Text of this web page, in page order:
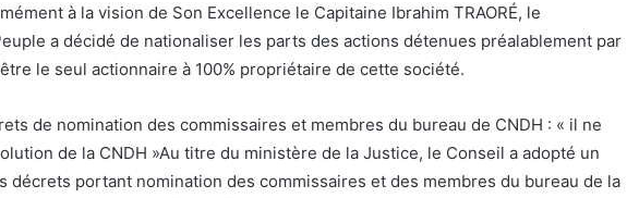
à la vision de Son Excellence le Capitaine Ibrahim TRAORÉ, le
a décidé de nationaliser les parts des actions détenues préalablement par
le seul actionnaire à 100% propriétaire de cette société.
de nomination des commissaires et membres du bureau de CNDH : « il ne
de la CNDH »Au titre du ministère de la Justice, le Conseil a adopté un
décrets portant nomination des commissaires et des membres du bureau de la